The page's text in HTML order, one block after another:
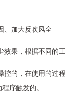
、加大反吹风全
果，根据不同的
的，在使用的过
序触发的。